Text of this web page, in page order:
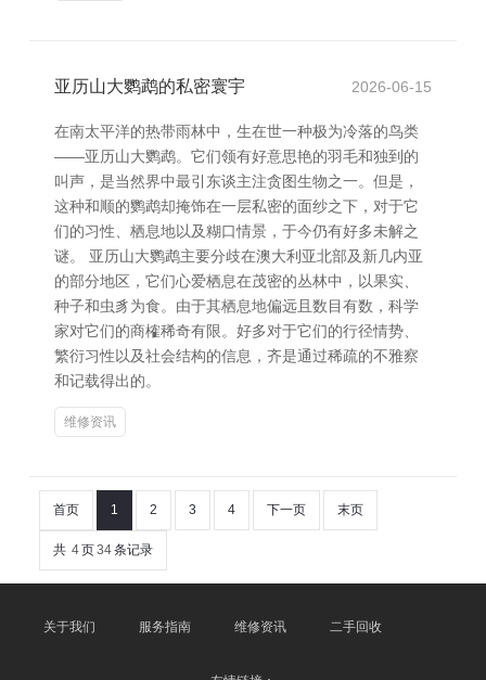
亚历山大鹦鹉的私密寰宇 2026-06-15
在南太平洋的热带雨林中，生在世一种极为冷落的鸟类
——亚历山大鹦鹉。它们领有好意思艳的羽毛和独到的
叫声，是当然界中最引东谈主注贪图生物之一。但是，
这种和顺的鹦鹉却掩饰在一层私密的面纱之下，对于它
们的习性、栖息地以及糊口情景，于今仍有好多未解之
谜。 亚历山大鹦鹉主要分歧在澳大利亚北部及新几内亚
的部分地区，它们心爱栖息在茂密的丛林中，以果实、
种子和虫豸为食。由于其栖息地偏远且数目有数，科学
家对它们的商榷稀奇有限。好多对于它们的行径情势、
繁衍习性以及社会结构的信息，齐是通过稀疏的不雅察
和记载得出的。
维修资讯
首页 1 2 3 4 下一页 末页
共 4页34条记录
关于我们 服务指南 维修资讯 二手回收